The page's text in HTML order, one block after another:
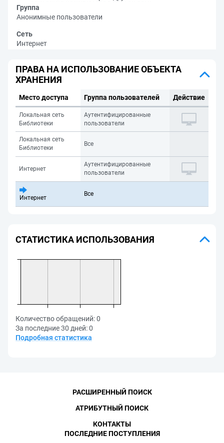
Группа
Анонимные пользователи
Сеть
Интернет
ПРАВА НА ИСПОЛЬЗОВАНИЕ ОБЪЕКТА
ХРАНЕНИЯ
Место доступа Группа пользователей Действие
Локальная сеть
Библиотеки
Аутентифицированные
пользователи
Локальная сеть
Библиотеки
Все
Интернет
Аутентифицированные
пользователи
Интернет
Все
СТАТИСТИКА ИСПОЛЬЗОВАНИЯ
Количество обращений:0
За последние 30 дней:0
Подробная статистика
РАСШИРЕННЫЙ ПОИСК
АТРИБУТНЫЙ ПОИСК
КОНТАКТЫ
ПОСЛЕДНИЕ ПОСТУПЛЕНИЯ